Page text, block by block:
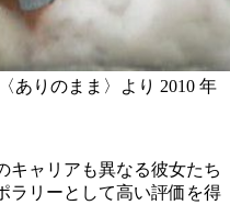
ありのまま〉より 2010 年
キャリアも異なる彼女たち
ラリーとして高い評価を得